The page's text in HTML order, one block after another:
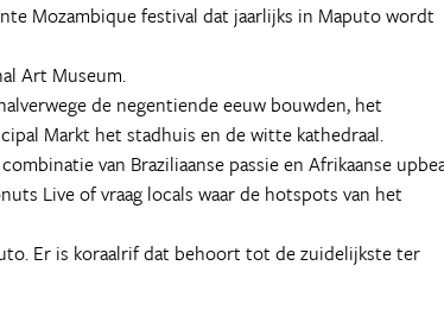
Mozambique festival dat jaarlijks in Maputo wordt
Art Museum.
de negentiende eeuw bouwden, het
Markt het stadhuis en de witte kathedraal.
van Braziliaanse passie en Afrikaanse
Live of vraag locals waar de hotspots van het
Er is koraalrif dat behoort tot de zuidelijkste ter